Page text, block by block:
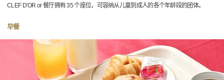
CLEF D’OR or 餐厅拥有 35 个座位，可容纳从儿童到成人的各个年龄段的团体。
早餐